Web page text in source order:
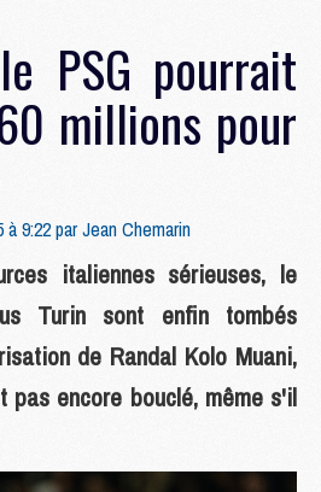
PSG pourrait
millions pour
9:22 parJean Chemarin
italiennes sérieuses, le
Turin sont enfin tombés
de Randal Kolo Muani,
pas encore bouclé, même s'il